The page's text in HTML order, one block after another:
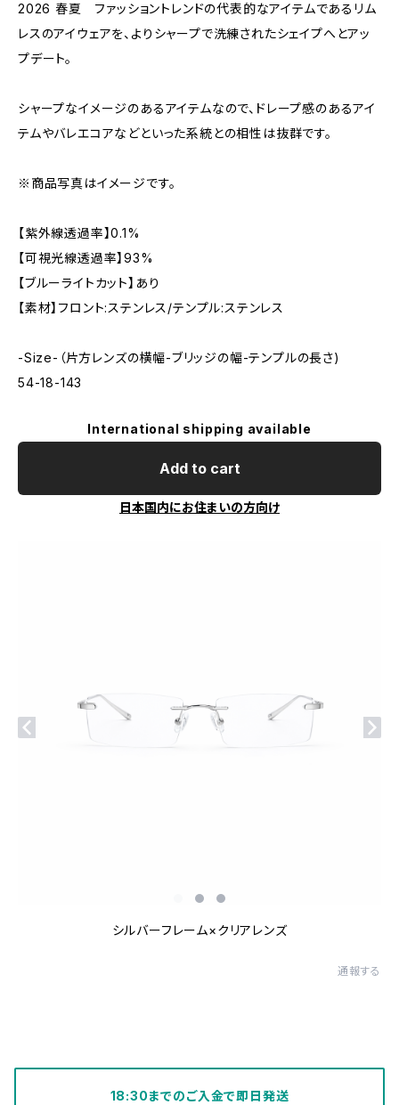
2026 春夏 ファッショントレンドの代表的なアイテムであるリム
レスのアイウェアを、よりシャープで洗練されたシェイプへとアッ
プデート。
シャープなイメージのあるアイテムなので、ドレープ感のあるアイ
テムやバレエコアなどといった系統との相性は抜群です。
※商品写真はイメージです。
【紫外線透過率】0.1%
【可視光線透過率】93%
【ブルーライトカット】あり
【素材】フロント:ステンレス/テンプル:ステンレス
-Size-（片方レンズの横幅-ブリッジの幅-テンプルの長さ)
54-18-143
International shipping available
Add to cart
日本国内にお住まいの方向け
シルバーフレーム×クリアレンズ
通報する
18:30までのご入金で即日発送